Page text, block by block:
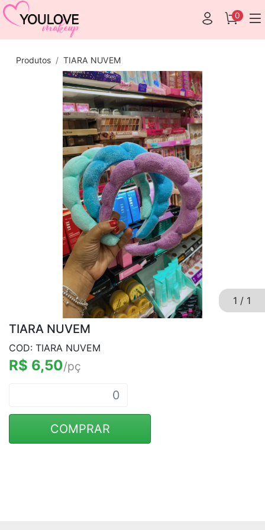
0
Produtos TIARA NUVEM
1 / 1
TIARA NUVEM
COD: TIARA NUVEM
R$ 6,50/pç
COMPRAR